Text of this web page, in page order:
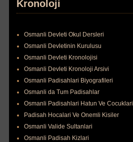
Kronoloji
Osmanli Devleti Okul Dersleri
Osmanli Devletinin Kurulusu
Osmanli Devleti Kronolojisi
Osmanli Devleti Kronoloji Arsivi
Osmanli Padisahlari Biyografileri
Osmanli da Tum Padisahlar
Osmanli Padisahlari Hatun Ve Cocuklari
Padisah Hocalari Ve Onemli Kisiler
Osmanli Valide Sultanlari
Osmanli Padisah Kizlari